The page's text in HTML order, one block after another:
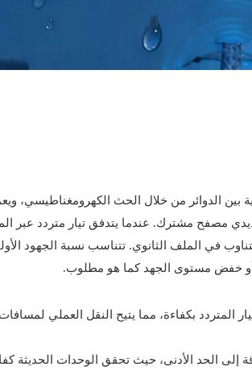
بين الدوائر من خلال الحث الكهرومغناطيسي،
مصفح مشترك. عندما يتدفق تيار متردد عبر
في الملف الثانوي. تتناسب نسبة الجهود
أو خفض مستوى الجهد كما هو مطلوب.
المتردد بكفاءة، مما يتيح النقل العملي